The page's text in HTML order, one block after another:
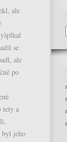
ale
se.
ale
po
tety a
byl jeho